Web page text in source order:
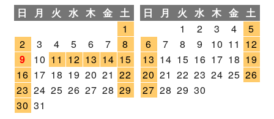
日
月 火 水 木 金 土
1
2
3 4 5 6 7
8
9
10 11 12 13 14 15
16 17 18 19 20 21 22
23 24 25 26 27 28 29
30 31
日
月 火 水 木 金 土
1
2 3 4
5
6
7 8 9 10 11 12
13 14 15 16 17 18 19
20 21 22 23 24 25 26
27 28 29 30